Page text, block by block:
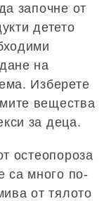
започне от
детето
на
Изберете
вещества
за деца.
остеопороза
са много по-
от тялото